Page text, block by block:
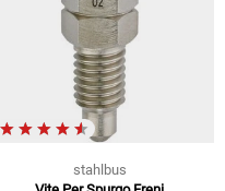
stahlbus